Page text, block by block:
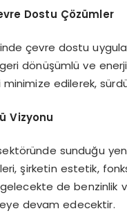
Dostu Çözümler
çevre dostu
dönüşümlü ve
edilerek,
Vizyonu
sunduğu
şirketin estetik,
gelecekte de
devam edecektir.